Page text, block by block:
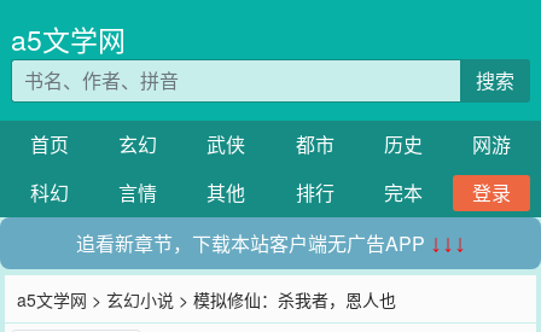
a5文学网
搜索
首页 玄幻 武侠 都市 历史
网游
科幻
言情 其他 排行 完本
登录
追看新章节，下载本站客户端无广告APP ↓↓↓
a5文学网 >玄幻小说 > 模拟修仙：杀我者，恩人也